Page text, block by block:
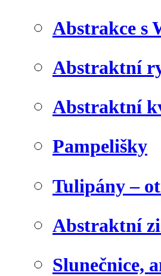
Abstrakce s
Abstraktní
Abstraktní
Pampelišky
Tulipány –
Abstraktní
Slunečnice,